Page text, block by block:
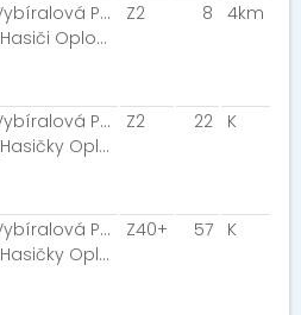
Vybíralová Pavla
[Hasiči Oplocany]
Z2 8 4km
Vybíralová Pavla
[Hasičky Oplocany]
Z2 22 K
Vybíralová Pavla
[Hasičky Oplocany]
Z40+ 57 K